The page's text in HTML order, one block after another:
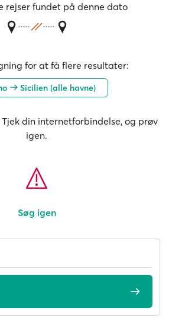
rejser fundet på denne dato
for at få flere resultater:
Sicilien (alle havne)
din internetforbindelse, og prøv
igen.
Søg igen